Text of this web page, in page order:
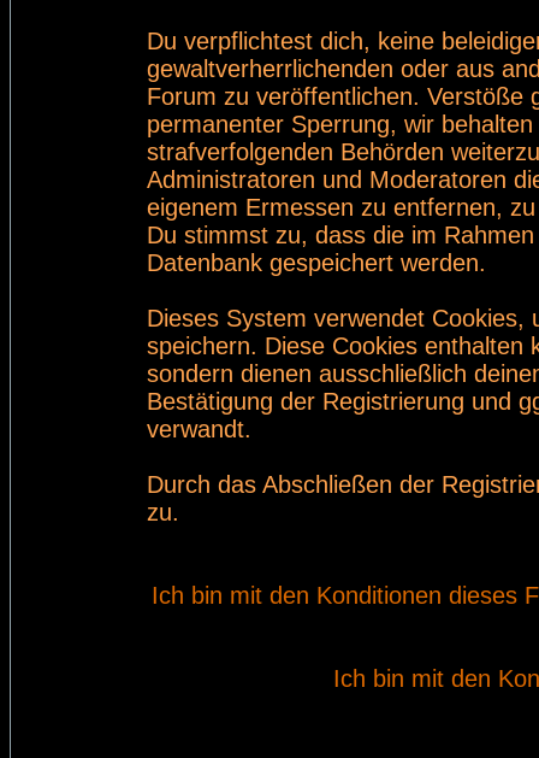
Du verpflichtest dich, keine
gewaltverherrlichenden oder aus
Forum zu veröffentlichen. Verstöße
permanenter Sperrung, wir
strafverfolgenden Behörden
Administratoren und Moderatoren
eigenem Ermessen zu entfernen,
Du stimmst zu, dass die im
Datenbank gespeichert werden.
Dieses System verwendet
speichern. Diese Cookies enthalten
sondern dienen ausschließlich
Bestätigung der Registrierung und
verwandt.
Durch das Abschließen der
zu.
Ich bin mit den Konditionen dieses
Ich bin mit den